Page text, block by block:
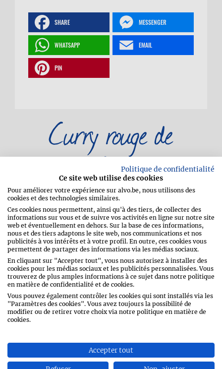
SHARE MESSENGER
WHATSAPP EMAIL
PIN
Curry rouge de
poisson
Portez une grande quantité d’eau à
ébullition. Plongez les sachets de riz dans
l’eau. Ils doivent être totalement
immergés. Laissez cuire le riz selon les
indications sur l’emballage
(généralement entre 10 et 12 minutes).
Sortez les sachets de l’eau et laissez
égoutter.
Faites chauffer l’huile d’olive au wok ou
dans une grande poêle antiadhésive.
Politique de confidentialité
Ce site web utilise des cookies
Pour améliorer votre expérience sur alvo.be, nous utilisons des
cookies et des technologies similaires.
Ces cookies nous permettent, ainsi qu'à des tiers, de collecter des
informations sur vous et de suivre vos activités en ligne sur notre site
web et éventuellement en dehors. Sur la base de ces informations,
nous et des tiers adaptons le site web, nos communications et nos
publicités à vos intérêts et à votre profil. En outre, ces cookies vous
permettent de partager des informations via les médias sociaux.
En cliquant sur "Accepter tout", vous nous autorisez à installer des
cookies pour les médias sociaux et les publicités personnalisées. Vous
trouverez de plus amples informations à ce sujet dans notre politique
en matière de confidentialité et de cookies.
Vous pouvez également contrôler les cookies qui sont installés via les
"Paramètres des cookies". Vous avez toujours la possibilité de
modifier ou de retirer votre choix via notre politique en matière de
cookies.
Accepter tout